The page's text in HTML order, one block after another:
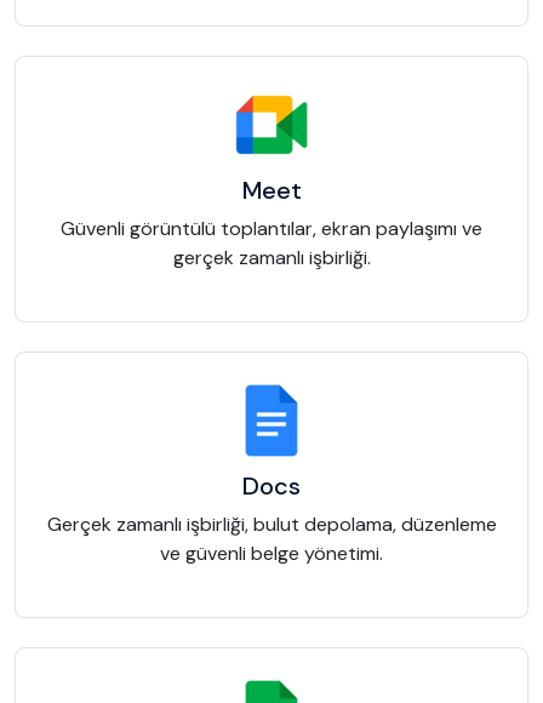
Meet
Güvenli görüntülü toplantılar, ekran paylaşımı ve
gerçek zamanlı işbirliği.
Docs
Gerçek zamanlı işbirliği, bulut depolama, düzenleme
ve güvenli belge yönetimi.